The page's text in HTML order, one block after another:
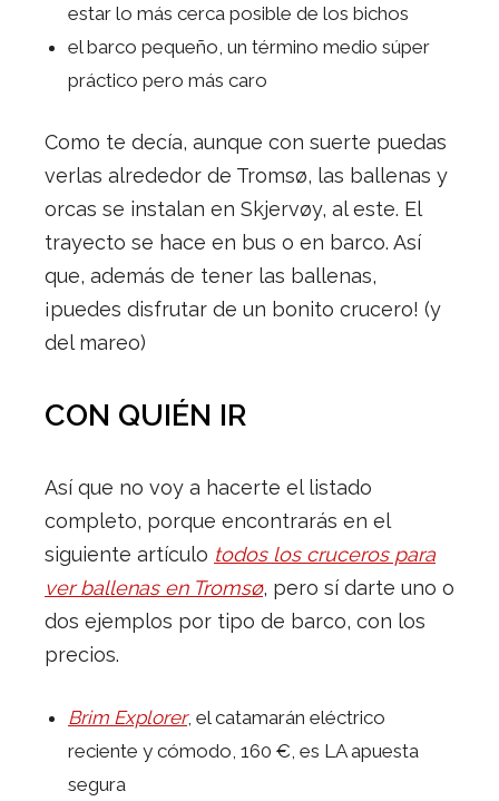
estar lo más cerca posible de los bichos
el barco pequeño, un término medio súper
práctico pero más caro
Como te decía, aunque con suerte puedas
verlas alrededor de Tromsø, las ballenas y
orcas se instalan en Skjervøy, al este. El
trayecto se hace en bus o en barco. Así
que, además de tener las ballenas,
¡puedes disfrutar de un bonito crucero! (y
del mareo)
CON QUIÉN IR
Así que no voy a hacerte el listado
completo, porque encontrarás en el
siguiente artículo todos los cruceros para
ver ballenas en Tromsø, pero sí darte uno o
dos ejemplos por tipo de barco, con los
precios.
Brim Explorer, el catamarán eléctrico
reciente y cómodo, 160 €, es LA apuesta
segura